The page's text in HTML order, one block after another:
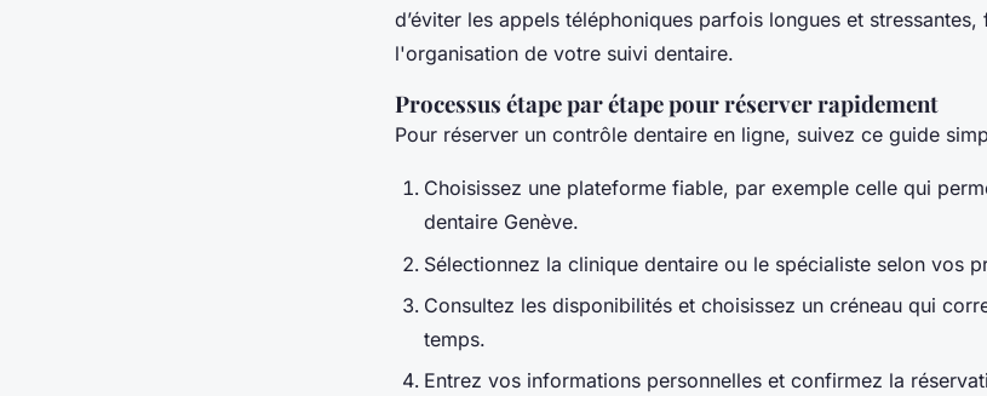
d’éviter les appels téléphoniques parfois longues et stressantes,
l'organisation de votre suivi dentaire.
Processus étape par étape pour réserver rapidement
Pour réserver un contrôle dentaire en ligne, suivez ce guide
Choisissez une plateforme fiable, par exemple celle qui
dentaire Genève.
Sélectionnez la clinique dentaire ou le spécialiste selon vos
Consultez les disponibilités et choisissez un créneau qui
temps.
Entrez vos informations personnelles et confirmez la